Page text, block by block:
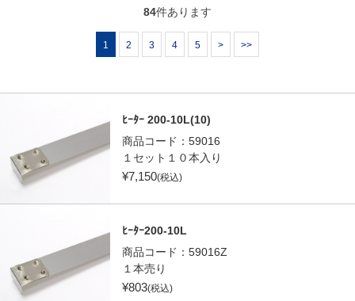
84件あります
1 2 3 4 5 > >>
ﾋｰﾀｰ 200-10L(10)
商品コード： 59016
１セット１０本入り
¥7,150(税込)
ﾋｰﾀｰ200-10L
商品コード： 59016Z
１本売り
¥803(税込)